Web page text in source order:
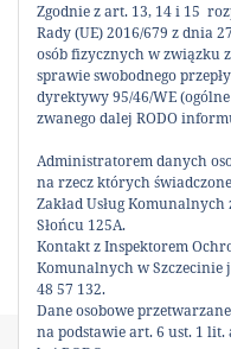
W sprawie pisma
Techniki Jazdy z
Czytaj dalej
UDOSTĘPNIJ:
Data
Zgodnie z art. 13, 14 i 15
Rady (UE) 2016/679 z dnia
osób fizycznych w związku
sprawie swobodnego
dyrektywy 95/46/WE
zwanego dalej RODO
Administratorem danych
na rzecz których
Zakład Usług
Słońcu 125A.
Kontakt z Inspektorem
Komunalnych w Szczecinie
48 57 132.
Dane osobowe
na podstawie art. 6 ust. 1 lit.